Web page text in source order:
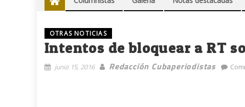
OTRAS NOTICIAS
Intentos de bloquear a RT
junio 15, 2016 Redacción Cubaperiodistas